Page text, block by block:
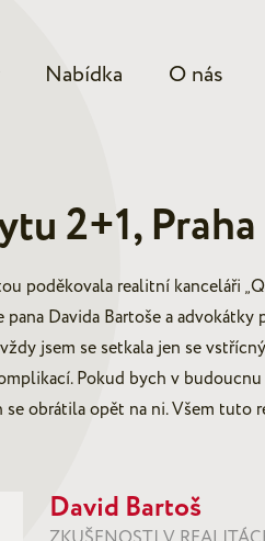
Nabídka O nás
2+1, Praha
poděkovala realitní kanceláři
pana Davida Bartoše a
jsem se setkala jen se
Pokud bych v
se obrátila opět na ni. Všem tuto
David Bartoš